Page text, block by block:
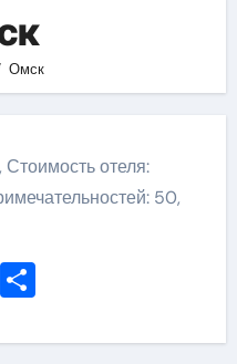
Омск
Стоимость отеля:
50,
Отправить